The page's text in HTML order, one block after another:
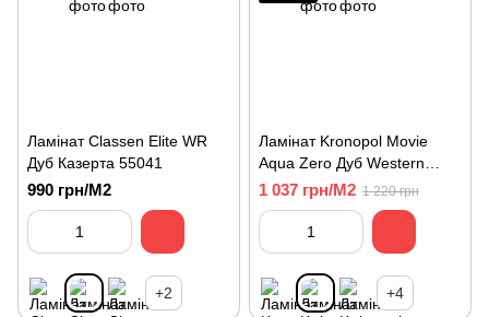
Ламінат Classen Elite WR
Дуб Казерта 55041
990 грн/М2
+2
Ламінат Kronopol Movie
Aqua Zero Дуб Western
D4580
1 037 грн/М2 1 220 грн
+4